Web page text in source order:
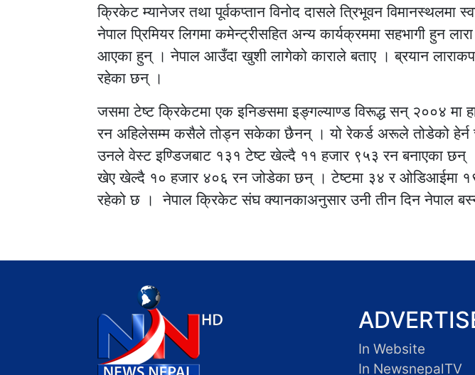
क्रिकेट म्यानेजर तथा पूर्वकप्तान विनोद दासले त्रिभूवन विमानस्थलमा
नेपाल प्रिमियर लिगमा कमेन्ट्रीसहित अन्य कार्यक्रममा सहभागी हुन
आएका हुन् । नेपाल आउँदा खुशी लागेको काराले बताए । ब्रयान लाराकप
रहेका छन् ।
जसमा टेष्ट क्रिकेटमा एक इनिङसमा इङ्गल्याण्ड विरूद्ध सन् २००४ मा
रन अहिलेसम्म कसैले तोड्न सकेका छैनन् । यो रेकर्ड अरूले तोडेको हेर्न
उनले वेस्ट इण्डिजबाट १३१ टेष्ट खेल्दै ११ हजार ९५३ रन बनाएका
खेए खेल्दै १० हजार ४०६ रन जोडेका छन् । टेष्टमा ३४ र ओडिआईमा
रहेको छ । नेपाल क्रिकेट संघ क्यानकाअनुसार उनी तीन दिन नेपाल
In Website
In NewsnepalTV